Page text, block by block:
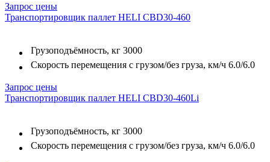
Запрос цены
Транспортировщик паллет HELI CBD30-460
Грузоподъёмность, кг 3000
Скорость перемещения с грузом/без груза, км/ч 6.0/6.0
Запрос цены
Транспортировщик паллет HELI CBD30-460Li
Грузоподъёмность, кг 3000
Скорость перемещения с грузом/без груза, км/ч 6.0/6.0